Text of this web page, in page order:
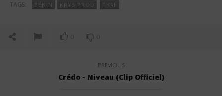
TAGS: BÉNIN KRYS PROD TYAF
0 0
PREVIOUS
Crédo - Niveau (Clip Officiel)